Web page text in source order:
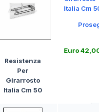
Resistenza
Per
Girarrosto
Italia Cm 50
Italia Cm
Euro